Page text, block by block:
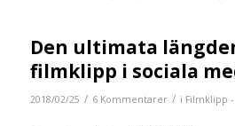
Den ultimata
filmklipp i sociala
2018/02/25 / 6 Kommentarer / i Filmklipp